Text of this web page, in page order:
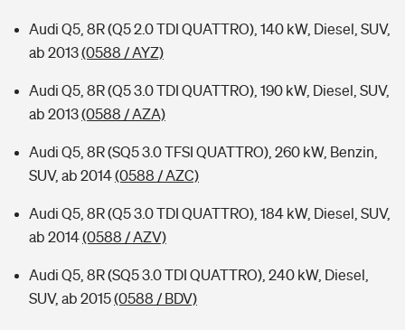
Audi Q5, 8R (Q5 2.0 TDI QUATTRO), 140 kW, Diesel, SUV,
ab 2013(0588 / AYZ)
Audi Q5, 8R (Q5 3.0 TDI QUATTRO), 190 kW, Diesel, SUV,
ab 2013(0588 / AZA)
Audi Q5, 8R (SQ5 3.0 TFSI QUATTRO), 260 kW, Benzin,
SUV, ab 2014(0588 / AZC)
Audi Q5, 8R (Q5 3.0 TDI QUATTRO), 184 kW, Diesel, SUV,
ab 2014(0588 / AZV)
Audi Q5, 8R (SQ5 3.0 TDI QUATTRO), 240 kW, Diesel,
SUV, ab 2015(0588 / BDV)